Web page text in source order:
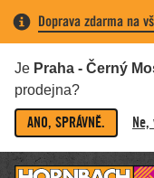
Doprava zdarma na
Je Praha - Černý
prodejna?
ANO, SPRÁVNĚ.